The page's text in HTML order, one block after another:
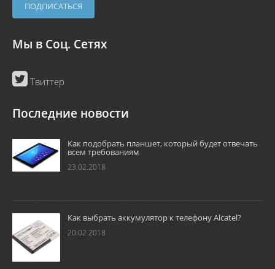
Мы в Соц. Сетях
Твиттер
Последние новости
Как подобрать планшет, который будет отвечать
всем требованиям
23.02.2018
Как выбрать аккумулятор к телефону Alcatel?
20.02.2018